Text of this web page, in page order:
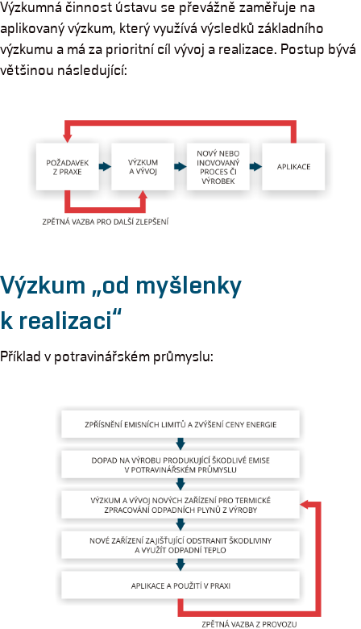
Výzkumná činnost ústavu se převážně zaměřuje na
aplikovaný výzkum, který využívá výsledků základního
výzkumu a má za prioritní cíl vývoj a realizace. Postup bývá
většinou následující:
Výzkum „od myšlenky
k realizaci“
Příklad v potravinářském průmyslu: